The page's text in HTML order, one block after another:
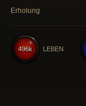
Erholung
496k LEBEN